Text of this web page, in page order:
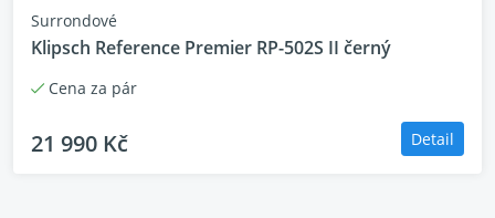
Surrondové
Klipsch Reference Premier RP-502S II černý
Cena za pár
21 990 Kč Detail